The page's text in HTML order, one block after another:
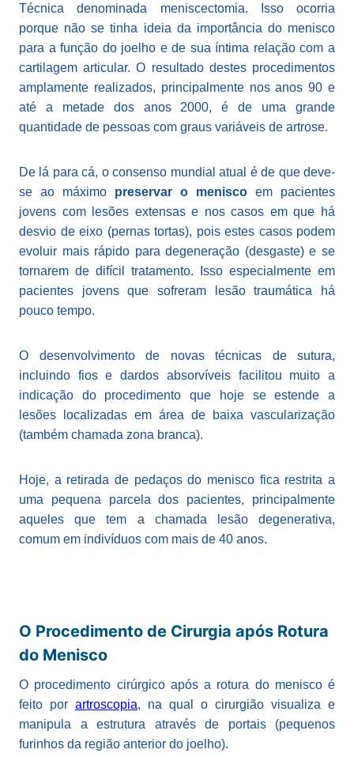
Técnica denominada meniscectomia. Isso ocorria
porque não se tinha ideia da importância do menisco
para a função do joelho e de sua íntima relação com a
cartilagem articular. O resultado destes procedimentos
amplamente realizados, principalmente nos anos 90 e
até a metade dos anos 2000, é de uma grande
quantidade de pessoas com graus variáveis de artrose.
De lá para cá, o consenso mundial atual é de que deve-
se ao máximo preservar o menisco em pacientes
jovens com lesões extensas e nos casos em que há
desvio de eixo (pernas tortas), pois estes casos podem
evoluir mais rápido para degeneração (desgaste) e se
tornarem de difícil tratamento. Isso especialmente em
pacientes jovens que sofreram lesão traumática há
pouco tempo.
O desenvolvimento de novas técnicas de sutura,
incluindo fios e dardos absorvíveis facilitou muito a
indicação do procedimento que hoje se estende a
lesões localizadas em área de baixa vascularização
(também chamada zona branca).
Hoje, a retirada de pedaços do menisco fica restrita a
uma pequena parcela dos pacientes, principalmente
aqueles que tem a chamada lesão degenerativa,
comum em indivíduos com mais de 40 anos.
O Procedimento de Cirurgia após Rotura
do Menisco
O procedimento cirúrgico após a rotura do menisco é
feito por artroscopia, na qual o cirurgião visualiza e
manipula a estrutura através de portais (pequenos
furinhos da região anterior do joelho).